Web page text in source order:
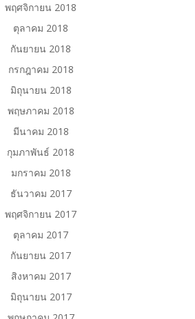
พฤศจิกายน 2018
ตุลาคม 2018
กันยายน 2018
กรกฎาคม 2018
มิถุนายน 2018
พฤษภาคม 2018
มีนาคม 2018
กุมภาพันธ์ 2018
มกราคม 2018
ธันวาคม 2017
พฤศจิกายน 2017
ตุลาคม 2017
กันยายน 2017
สิงหาคม 2017
มิถุนายน 2017